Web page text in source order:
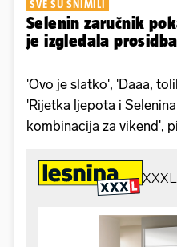
SVE SU SNIMILI
Selenin zaručnik
je izgledala
'Ovo je slatko', 'Daaa,
'Rijetka ljepota i
kombinacija za vikend',